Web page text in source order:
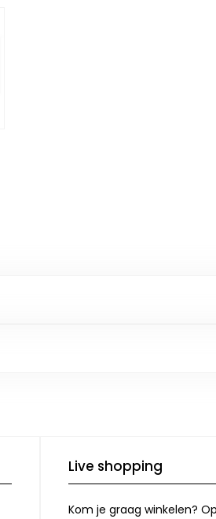
Live shopping
Kom je graag winkelen?